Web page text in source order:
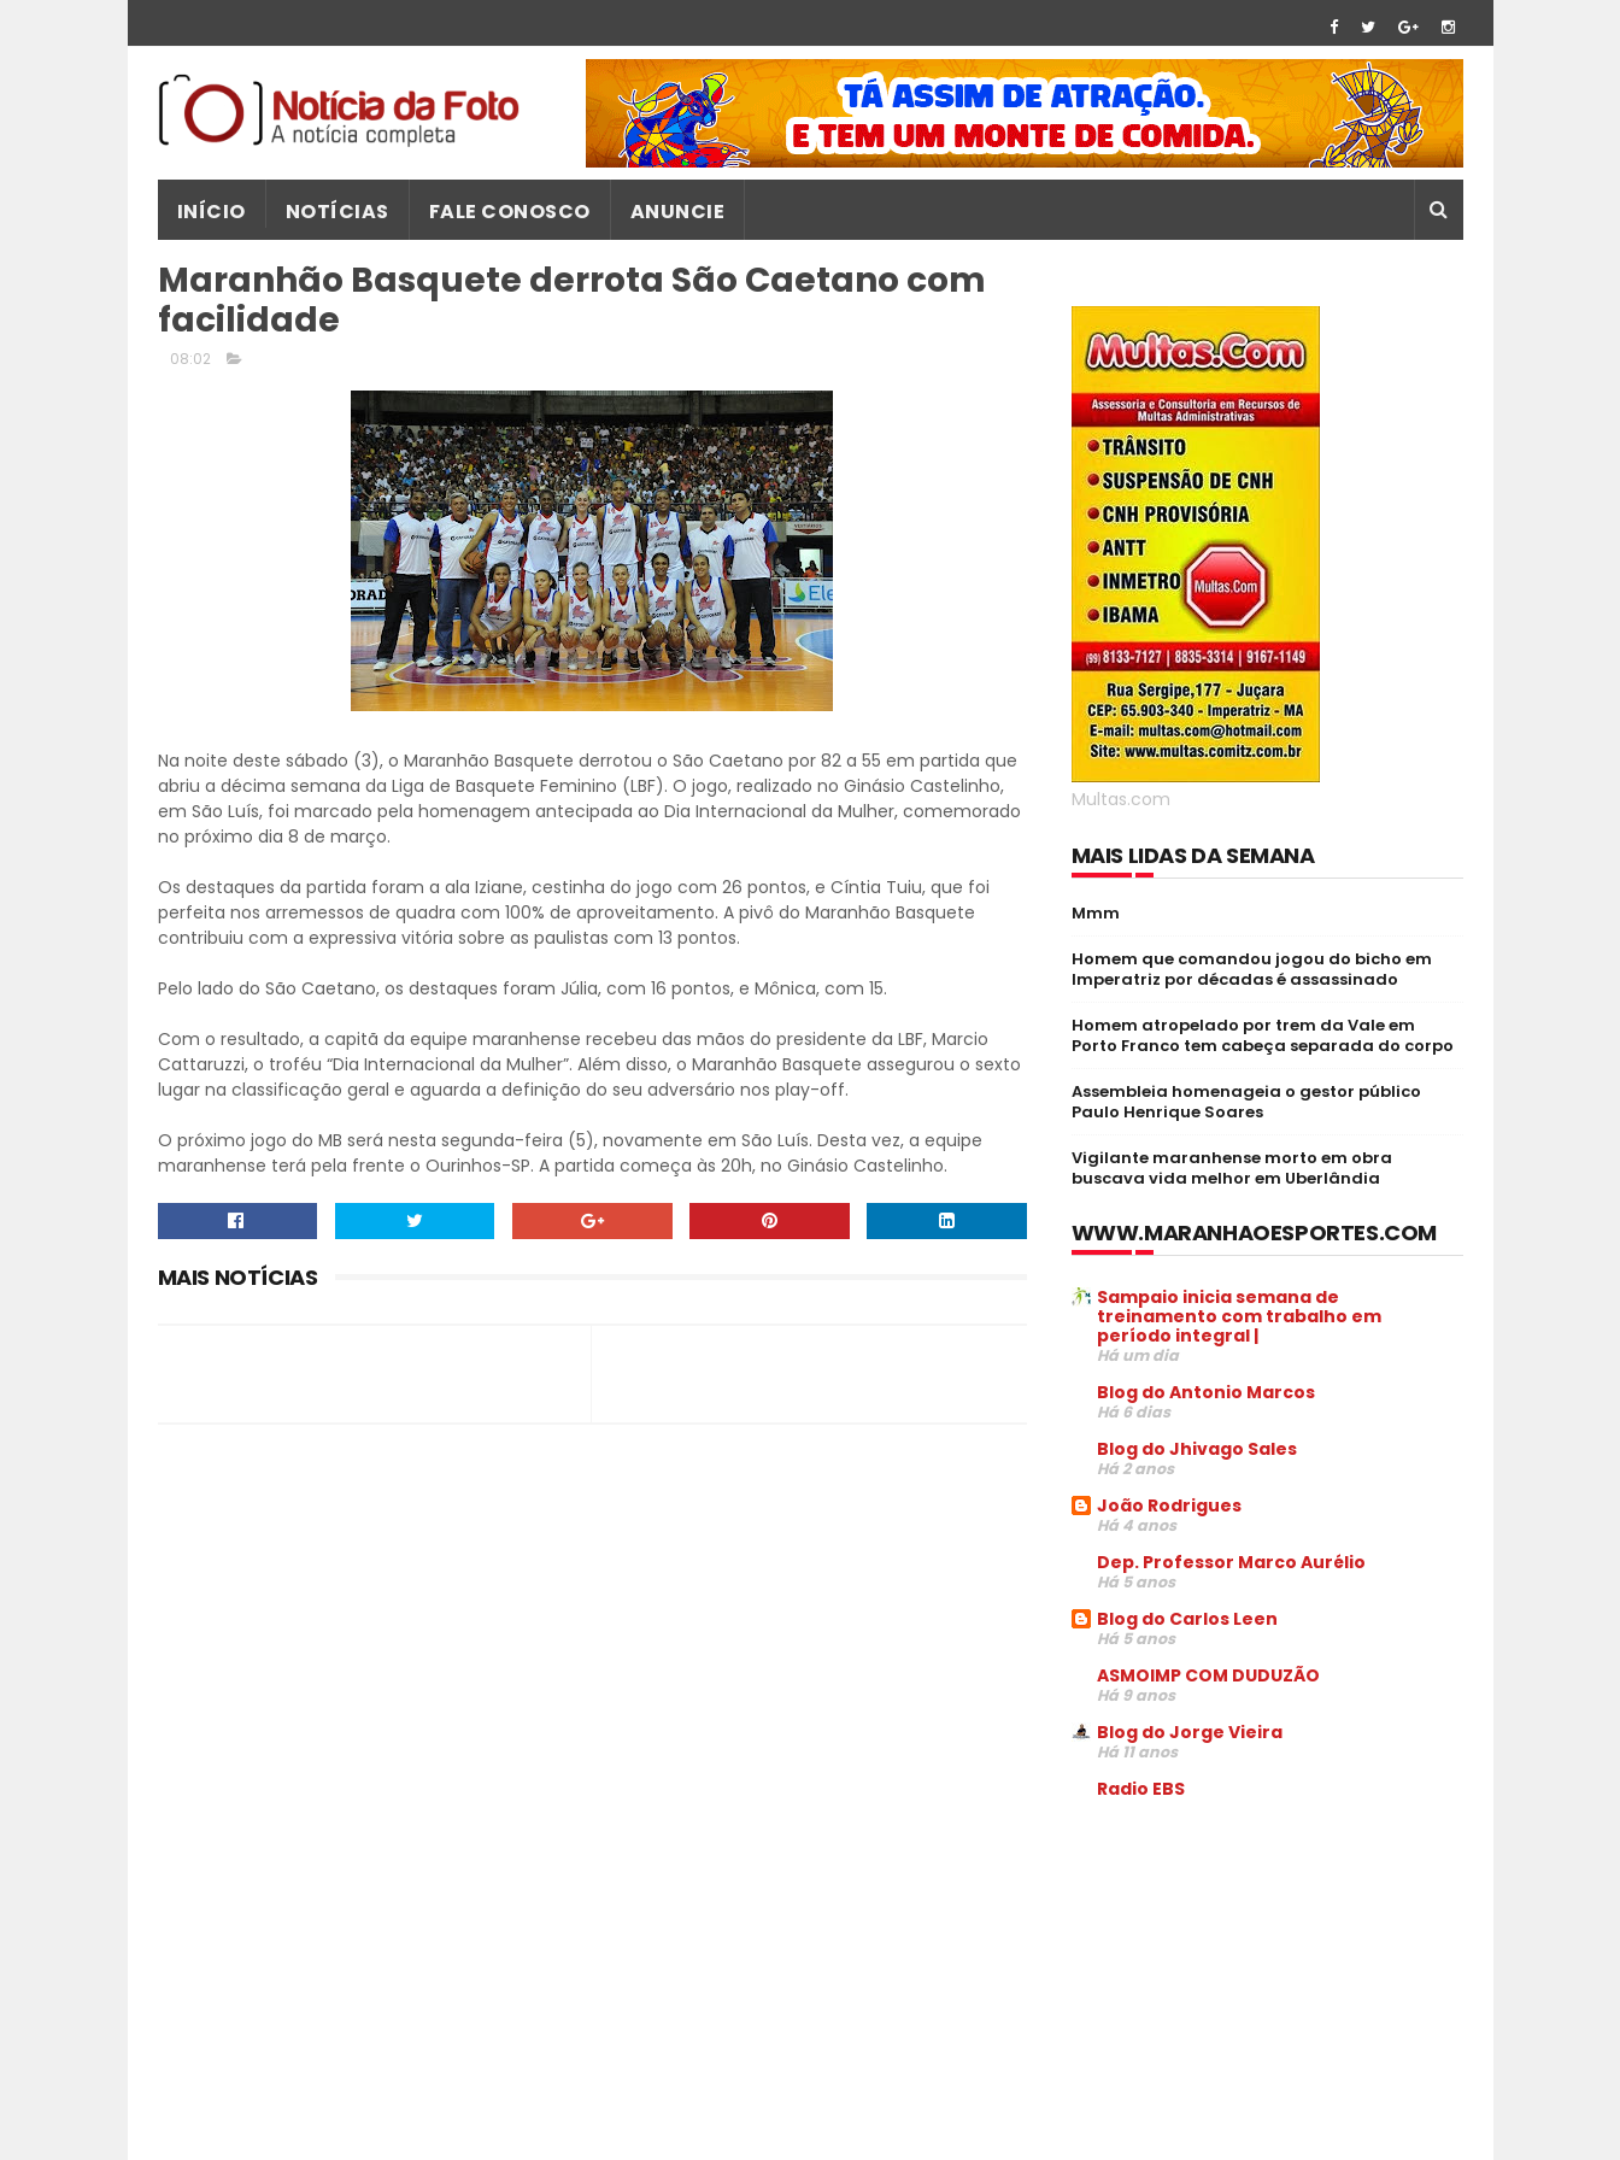
INÍCIO NOTÍCIAS FALE CONOSCO ANUNCIE
Maranhão Basquete derrota São Caetano com
facilidade
08:02
Na noite deste sábado (3), o Maranhão Basquete derrotou o São Caetano por 82 a 55 em partida que
abriu a décima semana da Liga de Basquete Feminino (LBF). O jogo, realizado no Ginásio Castelinho,
em São Luís, foi marcado pela homenagem antecipada ao Dia Internacional da Mulher, comemorado
no próximo dia 8 de março.
Os destaques da partida foram a ala Iziane, cestinha do jogo com 26 pontos, e Cíntia Tuiu, que foi
perfeita nos arremessos de quadra com 100% de aproveitamento. A pivô do Maranhão Basquete
contribuiu com a expressiva vitória sobre as paulistas com 13 pontos.
Pelo lado do São Caetano, os destaques foram Júlia, com 16 pontos, e Mônica, com 15.
Com o resultado, a capitã da equipe maranhense recebeu das mãos do presidente da LBF, Marcio
Cattaruzzi, o troféu “Dia Internacional da Mulher”. Além disso, o Maranhão Basquete assegurou o sexto
lugar na classificação geral e aguarda a definição do seu adversário nos play-off.
O próximo jogo do MB será nesta segunda-feira (5), novamente em São Luís. Desta vez, a equipe
maranhense terá pela frente o Ourinhos-SP. A partida começa às 20h, no Ginásio Castelinho.
MAIS NOTÍCIAS
Multas.com
MAIS LIDAS DA SEMANA
Mmm
Homem que comandou jogou do bicho em
Imperatriz por décadas é assassinado
Homem atropelado por trem da Vale em
Porto Franco tem cabeça separada do corpo
Assembleia homenageia o gestor público
Paulo Henrique Soares
Vigilante maranhense morto em obra
buscava vida melhor em Uberlândia
WWW.MARANHAOESPORTES.COM
Sampaio inicia semana de
treinamento com trabalho em
período integral |
Há um dia
Blog do Antonio Marcos
Há 6 dias
Blog do Jhivago Sales
Há 2 anos
João Rodrigues
Há 4 anos
Dep. Professor Marco Aurélio
Há 5 anos
Blog do Carlos Leen
Há 5 anos
ASMOIMP COM DUDUZÃO
Há 9 anos
Blog do Jorge Vieira
Há 11 anos
Radio EBS